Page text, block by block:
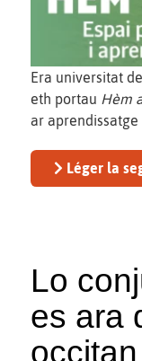
Era universitat
eth portau Hèm
ar
Léger la
Lo
es ara